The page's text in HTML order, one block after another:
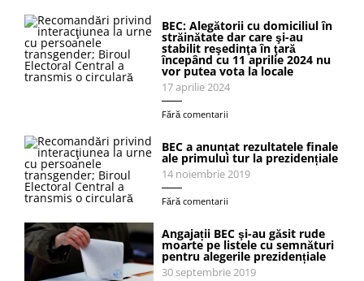
BEC: Alegătorii cu domiciliul în
străinătate dar care şi-au
stabilit reşedinţa în ţară
începând cu 11 aprilie 2024 nu
vor putea vota la locale
17 aprilie 2024
Fără comentarii
BEC a anunțat rezultatele finale
ale primului tur la prezidențiale
14 noiembrie 2019
Fără comentarii
Angajații BEC şi-au găsit rude
moarte pe listele cu semnături
pentru alegerile prezidențiale
30 septembrie 2019